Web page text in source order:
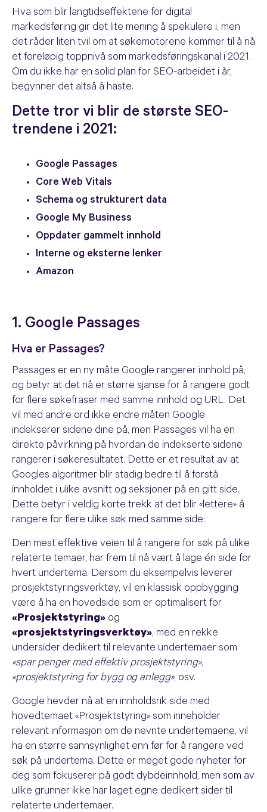
Hva som blir langtidseffektene for digital
markedsføring gir det lite mening å spekulere i, men
det råder liten tvil om at søkemotorene kommer til å nå
et foreløpig toppnivå som markedsføringskanal i 2021.
Om du ikke har en solid plan for SEO-arbeidet i år,
begynner det altså å haste.
Dette tror vi blir de største SEO-
trendene i 2021:
Google Passages
Core Web Vitals
Schema og strukturert data
Google My Business
Oppdater gammelt innhold
Interne og eksterne lenker
Amazon
1. Google Passages
Hva er Passages?
Passages er en ny måte Google rangerer innhold på,
og betyr at det nå er større sjanse for å rangere godt
for flere søkefraser med samme innhold og URL. Det
vil med andre ord ikke endre måten Google
indekserer sidene dine på, men Passages vil ha en
direkte påvirkning på hvordan de indekserte sidene
rangerer i søkeresultatet. Dette er et resultat av at
Googles algoritmer blir stadig bedre til å forstå
innholdet i ulike avsnitt og seksjoner på en gitt side.
Dette betyr i veldig korte trekk at det blir «lettere» å
rangere for flere ulike søk med samme side:
Den mest effektive veien til å rangere for søk på ulike
relaterte temaer, har frem til nå vært å lage én side for
hvert undertema. Dersom du eksempelvis leverer
prosjektstyringsverktøy, vil en klassisk oppbygging
være å ha en hovedside som er optimalisert for
«Prosjektstyring» og
«prosjektstyringsverktøy», med en rekke
undersider dedikert til relevante undertemaer som
«spar penger med effektiv prosjektstyring»,
«prosjektstyring for bygg og anlegg», osv.
Google hevder nå at en innholdsrik side med
hovedtemaet «Prosjektstyring» som inneholder
relevant informasjon om de nevnte undertemaene, vil
ha en større sannsynlighet enn før for å rangere ved
søk på undertema. Dette er meget gode nyheter for
deg som fokuserer på godt dybdeinnhold, men som av
ulike grunner ikke har laget egne dedikert sider til
relaterte undertemaer.